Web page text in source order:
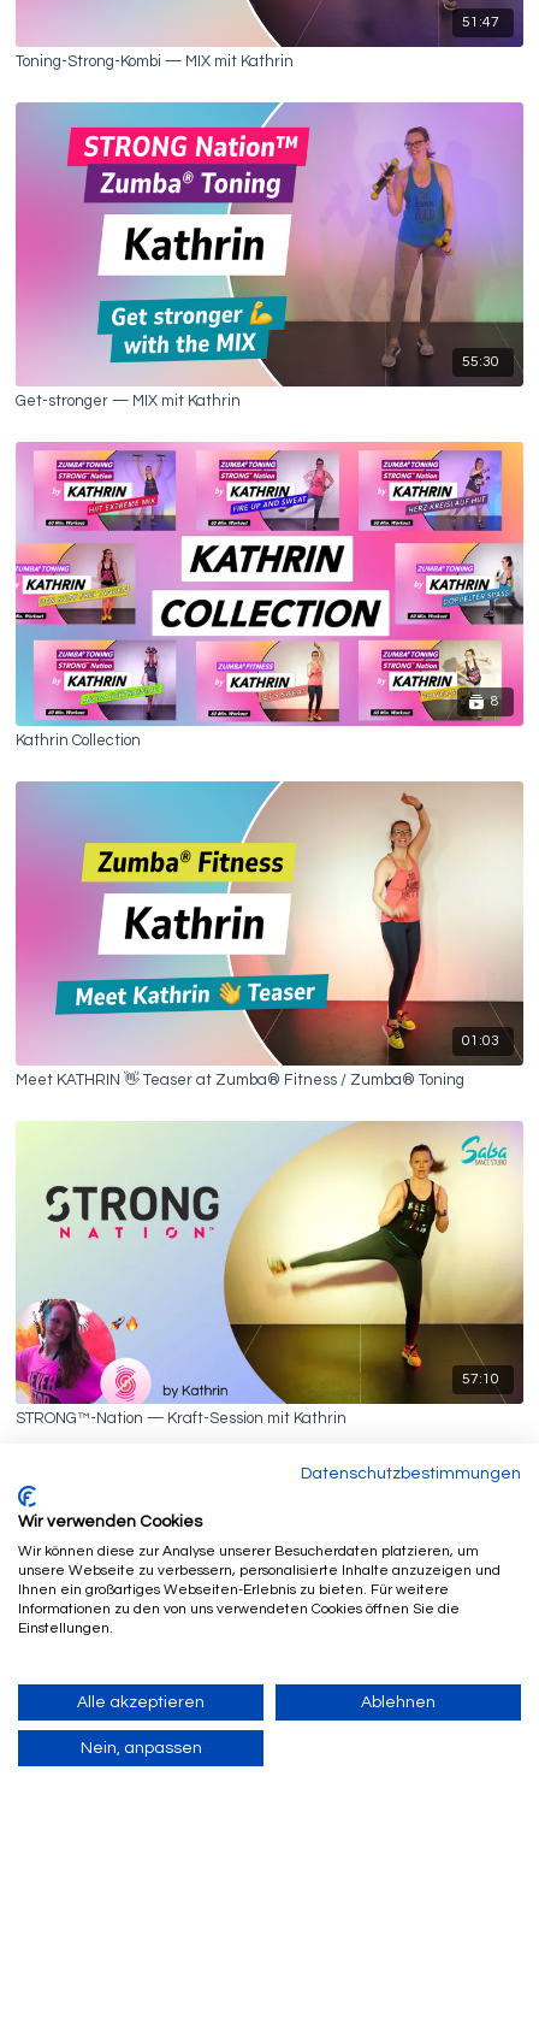
51:47
Toning-Strong-Kombi — MIX mit Kathrin
55:30
Get-stronger — MIX mit Kathrin
8
Kathrin Collection
01:03
Meet KATHRIN 👋 Teaser at Zumba® Fitness / Zumba® Toning
57:10
STRONG™-Nation — Kraft-Session mit Kathrin
Datenschutzbestimmungen
Wir verwenden Cookies
Wir können diese zur Analyse unserer Besucherdaten platzieren, um
unsere Webseite zu verbessern, personalisierte Inhalte anzuzeigen und
Ihnen ein großartiges Webseiten-Erlebnis zu bieten. Für weitere
Informationen zu den von uns verwendeten Cookies öffnen Sie die
Einstellungen.
Alle akzeptieren Ablehnen
Nein, anpassen